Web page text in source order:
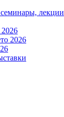
лекции
2026